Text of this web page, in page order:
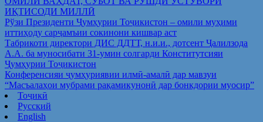
ИҚТИСОДИ МИЛЛӢ
Рўзи Президенти Ҷумҳурии Тоҷикистон – омили муҳими
иттиҳоду сарҷамъии сокинони кишвар аст
Табрикоти директори ДИС ДДТТ, н.и.и., дотсент Ҷалилзода
А.А. ба муносибати 31-умин солгарди Конститутсияи
Ҷумҳурии Тоҷикистон
Конференсияи ҷумҳуриявии илмӣ-амалӣ дар мавзуи
“Масъалаҳои мубрами рақамикунонӣ дар бонкдории муосир”
Тоҷикӣ
Русский
English